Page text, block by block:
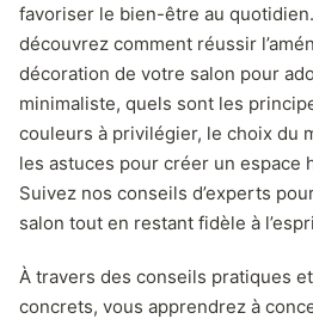
favoriser le bien-être au
découvrez comment réussir
décoration de votre salon pour
minimaliste, quels sont les
couleurs à privilégier, le choix du
les astuces pour créer un espace
Suivez nos conseils d’experts
salon tout en restant fidèle à
À travers des conseils pratiques
concrets, vous apprendrez à